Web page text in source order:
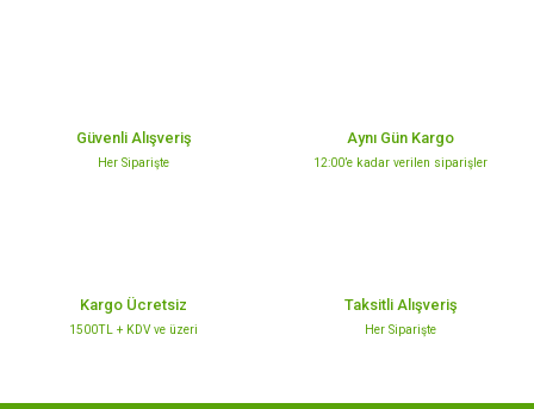
Ürün bilgilerinde hatalar bulunuyor.
Güvenli Alışveriş
Her Siparişte
Aynı Gün Kargo
12:00’e kadar verilen siparişler
Kargo Ücretsiz
1500TL + KDV ve üzeri
Taksitli Alışveriş
Her Siparişte